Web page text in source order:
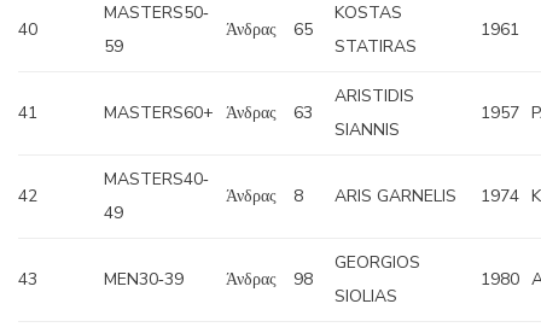
40
MASTERS50‐
59
Άνδρας 65
KOSTAS
STATIRAS
1961
41 MASTERS60+ Άνδρας 63
ARISTIDIS
SIANNIS
1957
42
MASTERS40‐
49
Άνδρας 8 ARIS GARNELIS 1974
43 MEN30‐39 Άνδρας 98
GEORGIOS
SIOLIAS
1980